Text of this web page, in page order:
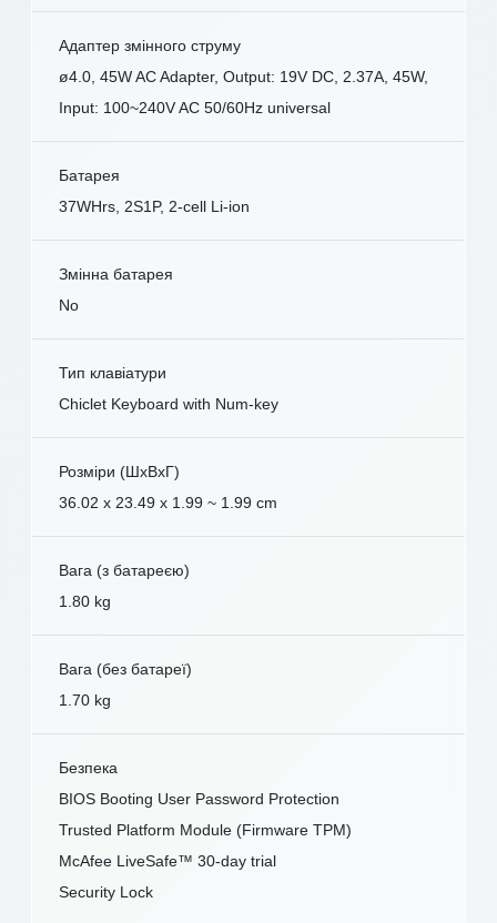
Адаптер змінного струму
ø4.0, 45W AC Adapter, Output: 19V DC, 2.37A, 45W,
Input: 100~240V AC 50/60Hz universal
Батарея
37WHrs, 2S1P, 2-cell Li-ion
Змінна батарея
No
Тип клавіатури
Chiclet Keyboard with Num-key
Розміри (ШxВxГ)
36.02 x 23.49 x 1.99 ~ 1.99 cm
Вага (з батареєю)
1.80 kg
Вага (без батареї)
1.70 kg
Безпека
BIOS Booting User Password Protection
Trusted Platform Module (Firmware TPM)
McAfee LiveSafe™ 30-day trial
Security Lock